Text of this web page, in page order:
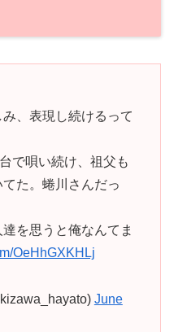
、表現し続けるって
で唄い続け、祖父も
た。蜷川さんだっ
を思うと俺なんてま
OeHhGXKHLj
June